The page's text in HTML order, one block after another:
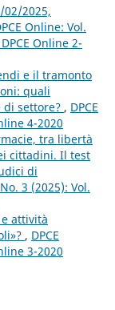
02/2025,
Online: Vol.
Online 2-
e il tramonto
quali
settore? , DPCE
4-2020
tra libertà
cittadini. Il test
di
3 (2025): Vol.
attività
, DPCE
3-2020